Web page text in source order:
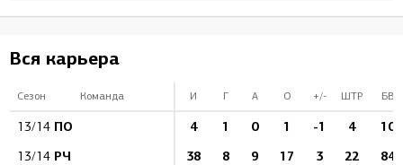
Вся карьера
Сезон Команда И Г А О +/- ШТР БВ
13/14 ПО 4 1 0 1 -1 4 10
13/14 РЧ 38 8 9 17 3 22 84